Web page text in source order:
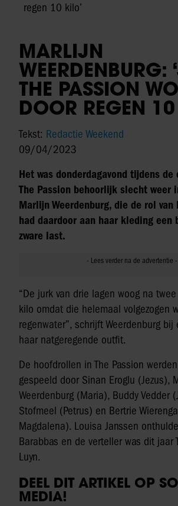
regen 10 kilo’
MARLIJN
WEERDENBURG:
THE PASSION
DOOR REGEN
Tekst: Redactie Weekend
09/04/2023
Het was donderdagavond tijdens de
The Passion behoorlijk slecht weer
Marlijn Weerdenburg, die de rol van
had daardoor aan haar kleding een
zware last.
“De jurk van drie lagen woog na
kilo omdat die helemaal volgezogen
regenwater”, schrijft Weerdenburg
haar natgeregende outfit.
De hoofdrollen in The Passion
gespeeld door Sinan Eroglu (Jezus),
Weerdenburg (Maria), Buddy Vedder
Stofmeel (Petrus) en Bertrie
Magdalena). Louisa Janssen
Barabbas en de verteller was dit jaar
Luyn.
DEEL DIT ARTIKEL OP
MEDIA!